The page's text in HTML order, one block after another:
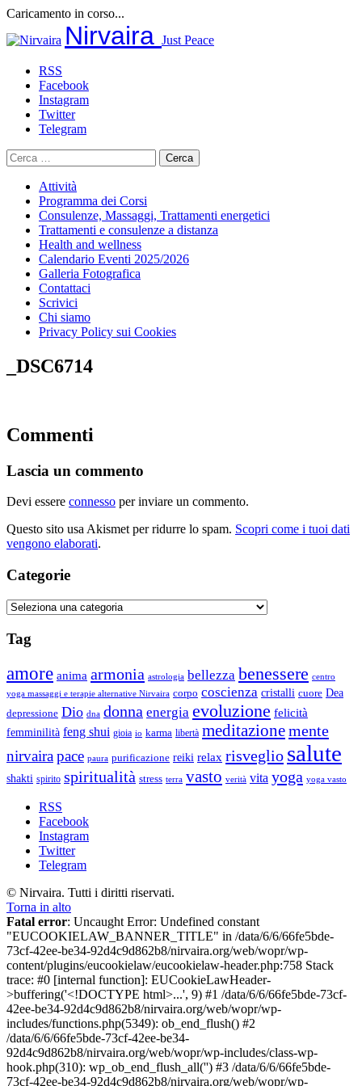
Caricamento in corso...
al
Nirvaira Just Peace
RSS
Facebook
Instagram
Twitter
Telegram
Ricerca
per:
Attività
Programma dei Corsi
Consulenze, Massaggi, Trattamenti energetici
Trattamenti e consulenze a distanza
Health and wellness
Calendario Eventi 2025/2026
Galleria Fotografica
Contattaci
Scrivici
Chi siamo
Privacy Policy sui Cookies
_DSC6714
Commenti
Lascia un commento
Devi essere connesso per inviare un commento.
Questo sito usa Akismet per ridurre lo spam. Scopri come i tuoi dati
vengono elaborati.
Categorie
Categorie
Tag
amore anima armonia astrologia bellezza benessere centro
yoga massaggi e terapie alternative Nirvaira corpo coscienza cristalli cuore Dea
depressione Dio dna donna energia evoluzione felicità
femminilità feng shui gioia io karma libertà meditazionemente
nirvairapace paura purificazione reiki relax risveglio salute
shakti spirito spiritualità stress terra vasto verità vita yoga yoga vasto
RSS
Facebook
Instagram
Twitter
Telegram
© Nirvaira. Tutti i diritti riservati.
Torna in alto
Fatal error: Uncaught Error: Undefined constant
"EUCOOKIELAW_BANNER_TITLE" in /data/6/6/66fe5bde-
73cf-42ee-be34-92d4c9d862b8/nirvaira.org/web/wopr/wp-
content/plugins/eucookielaw/eucookielaw-header.php:758 Stack
trace: #0 [internal function]: EUCookieLawHeader-
>buffering('<!DOCTYPE html>...', 9) #1 /data/6/6/66fe5bde-73cf-
42ee-be34-92d4c9d862b8/nirvaira.org/web/wopr/wp-
includes/functions.php(5349): ob_end_flush() #2
/data/6/6/66fe5bde-73cf-42ee-be34-
92d4c9d862b8/nirvaira.org/web/wopr/wp-includes/class-wp-
hook.php(310): wp_ob_end_flush_all('') #3 /data/6/6/66fe5bde-
73cf-42ee-be34-92d4c9d862b8/nirvaira.org/web/wopr/wp-